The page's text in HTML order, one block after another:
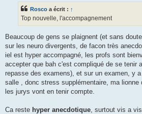
Rosco a écrit : ↑
Top nouvelle, l'accompagnement
Beaucoup de gens se plaignent (et sans
sur les neuro divergents, de facon très
iel est hyper accompagné, les profs sont
accepter que bah c'est compliqué de se tenir
repasse des examens), et sur un examen, y
salle , donc stress supplémentaire, ma
les jurys vont en tenir compte.
Ca reste hyper anecdotique , surtout vis a